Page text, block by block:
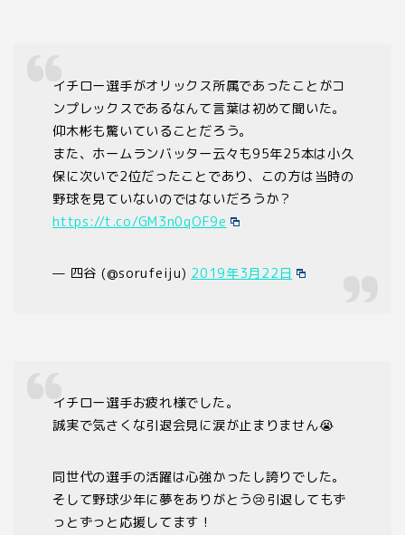
イチロー選手がオリックス所属であったことがコ
ンプレックスであるなんて言葉は初めて聞いた。
仰木彬も驚いていることだろう。
また、ホームランバッター云々も95年25本は小久
保に次いで2位だったことであり、この方は当時の
野球を見ていないのではないだろうか？
https://t.co/GM3n0qOF9e
— 四谷 (@sorufeiju) 2019年3月22日
イチロー選手お疲れ様でした。
誠実で気さくな引退会見に涙が止まりません😭
同世代の選手の活躍は心強かったし誇りでした。
そして野球少年に夢をありがとう😢引退してもず
っとずっと応援してます！